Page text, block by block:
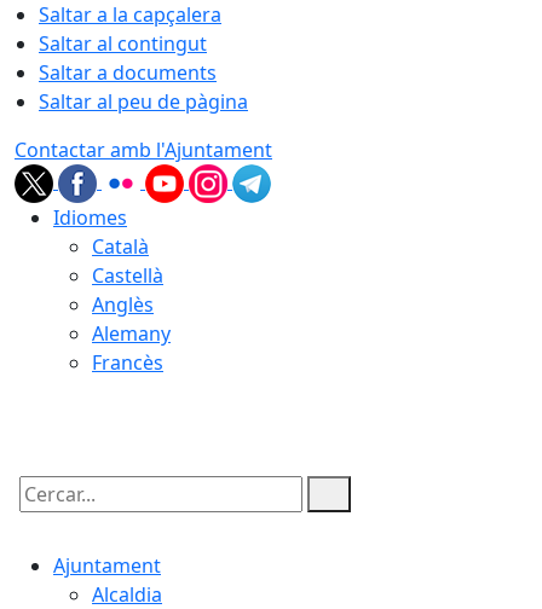
Saltar a la capçalera
Saltar al contingut
Saltar a documents
Saltar al peu de pàgina
Contactar amb l'Ajuntament
Idiomes
Català
Castellà
Anglès
Alemany
Francès
Cercar:
Ajuntament
Alcaldia